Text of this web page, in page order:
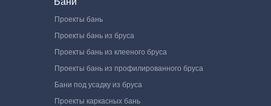
Проекты бань
Проекты бань из бруса
Проекты бань из клееного бруса
Проекты бань из профилированного бруса
Бани под усадку из бруса
Проекты каркасных бань